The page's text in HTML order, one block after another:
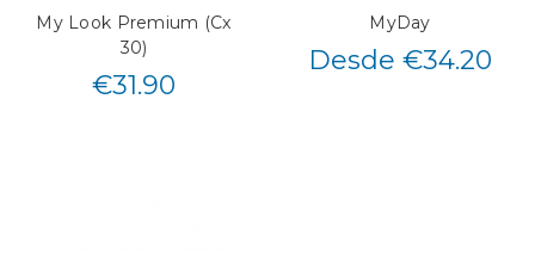
My Look Premium (Cx
30)
€31.90
MyDay
Desde €34.20